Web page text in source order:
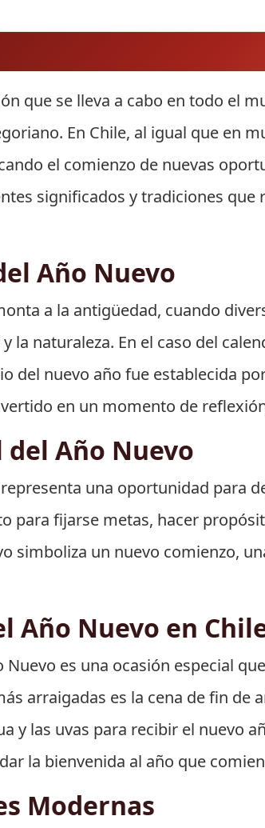
que se lleva a cabo en todo el
En Chile, al igual que en
el comienzo de nuevas
significados y tradiciones que
Año Nuevo
a la antigüedad, cuando
la naturaleza. En el caso del
del nuevo año fue establecida
en un momento de
Año Nuevo
una oportunidad para
para fijarse metas, hacer
simboliza un nuevo comienzo,
Año Nuevo en
Nuevo es una ocasión especial
arraigadas es la cena de fin de
y las uvas para recibir el nuevo
la bienvenida al año que
Modernas